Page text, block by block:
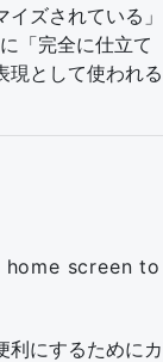
ズされている」
「完全に仕立て
現として使われる
home screen to
利にするためにカ